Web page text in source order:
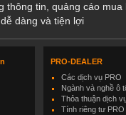
thông tin, quảng cáo
dàng và tiện lợi
PRO-DEALER
Các dịch vụ PRO
Ngành và nghề ô
Thỏa thuận dịch
Tính riêng tư PRO